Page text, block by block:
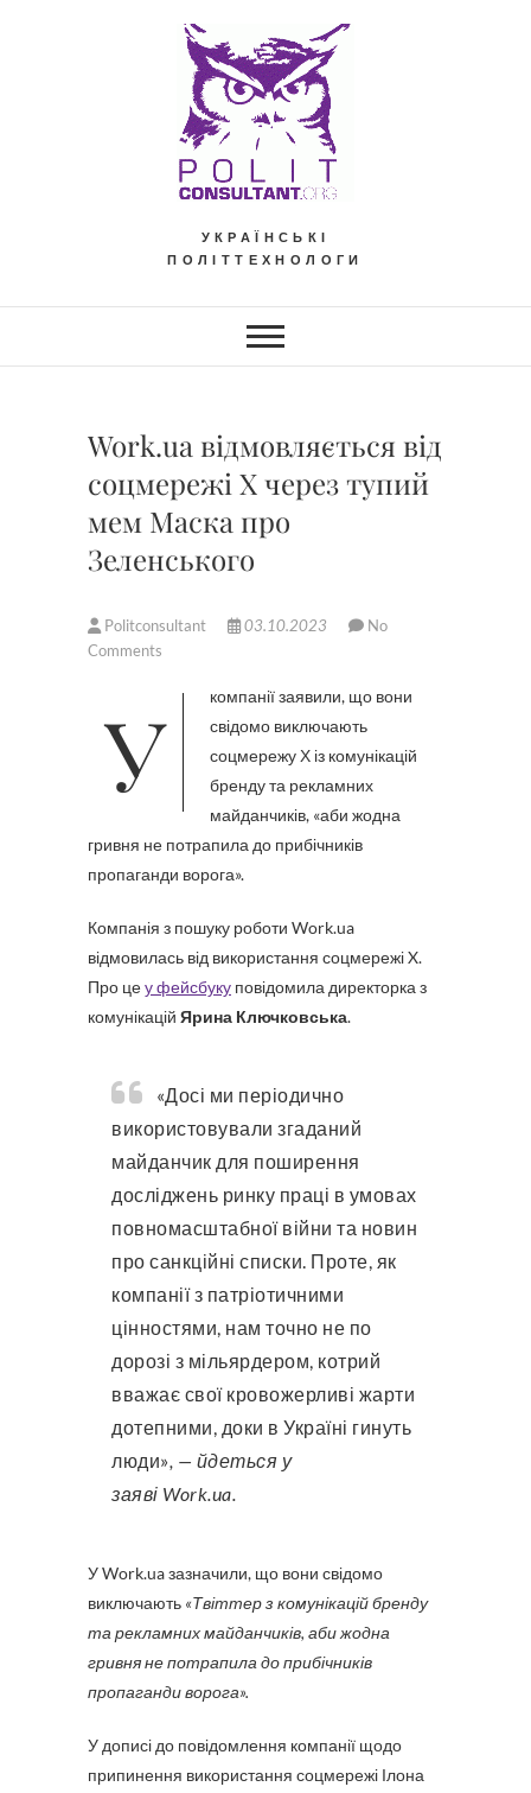
УКРАЇНСЬКІ
ПОЛІТТЕХНОЛОГИ
Work.ua відмовляється від
соцмережі Х через тупий
мем Маска про
Зеленського
Politconsultant 03.10.2023
No
Comments
У компанії заявили, що вони
свідомо виключають
соцмережу Х із комунікацій
бренду та рекламних
майданчиків, «аби жодна
гривня не потрапила до прибічників
пропаганди ворога».
Компанія з пошуку роботи Work.ua
відмовилась від використання соцмережі X.
Про цеу фейсбуку повідомила директорка з
комунікацій Ярина Ключковська.
«Досі ми періодично
використовували згаданий
майданчик для поширення
досліджень ринку праці в умовах
повномасштабної війни та новин
про санкційні списки. Проте, як
компанії з патріотичними
цінностями, нам точно не по
дорозі з мільярдером, котрий
вважає свої кровожерливі жарти
дотепними, доки в Україні гинуть
люди», — йдеться у
заяві Work.ua.
У Work.ua зазначили, що вони свідомо
виключають «Твіттер з комунікацій бренду
та рекламних майданчиків, аби жодна
гривня не потрапила до прибічників
пропаганди ворога».
У дописі до повідомлення компанії щодо
припинення використання соцмережі Ілона